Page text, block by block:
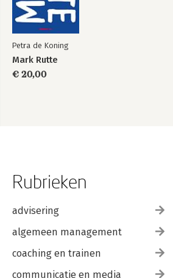
Petra de Koning
Mark Rutte
€ 20,00
Rubrieken
advisering
algemeen management
coaching en trainen
communicatie en media